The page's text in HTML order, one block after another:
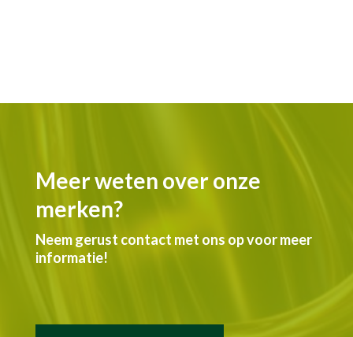
Meer weten over onze
merken?
Neem gerust contact met ons op voor meer
informatie!